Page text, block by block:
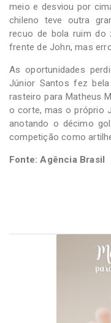
meio e desviou por
chileno teve outra
recuo de bola ruim do
frente de John, mas
As oportunidades
Júnior Santos fez
rasteiro para Matheus
o corte, mas o próprio
anotando o décimo
competição como
Fonte: Agência Brasil